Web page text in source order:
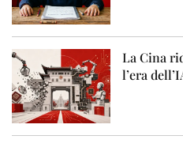
La Cina
l’era